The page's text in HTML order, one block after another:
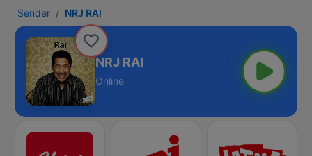
Sender NRJ RAI
NRJ RAI
Online